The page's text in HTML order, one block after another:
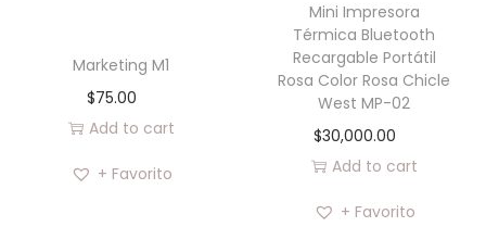
Marketing M1
$75.00
Add to cart
+ Favorito
Mini Impresora
Térmica Bluetooth
Recargable Portátil
Rosa Color Rosa Chicle
West MP-02
$30,000.00
Add to cart
+ Favorito